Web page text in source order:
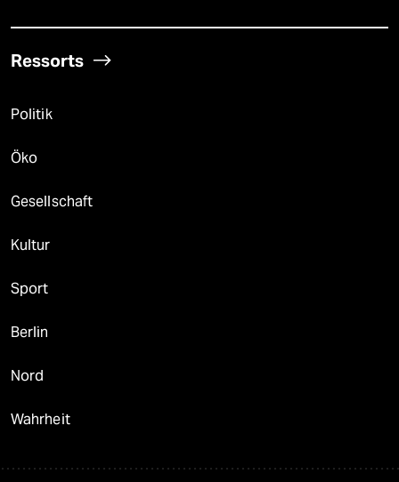
Ressorts
Politik
Öko
Gesellschaft
Kultur
Sport
Berlin
Nord
Wahrheit